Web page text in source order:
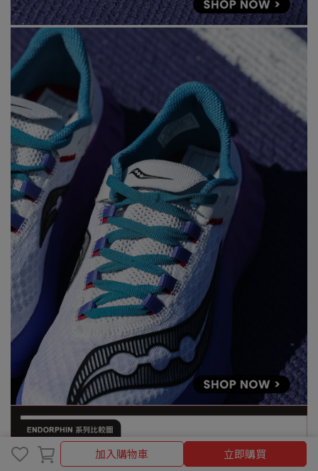
加入購物車
加入購物車 立即購買